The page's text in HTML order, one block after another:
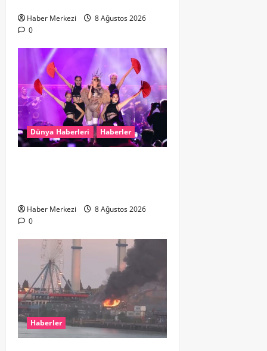
Haber Merkezi
8 Ağustos 2026
0
Dünya Haberleri Haberler
Haber Merkezi
8 Ağustos 2026
0
Haberler